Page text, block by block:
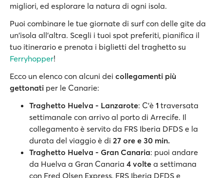
migliori, ed esplorare la natura di ogni isola.
Puoi combinare le tue giornate di surf con delle gite da
un'isola all'altra. Scegli i tuoi spot preferiti, pianifica il
tuo itinerario e prenota i biglietti del traghetto su
Ferryhopper!
Ecco un elenco con alcuni dei collegamenti più
gettonati per le Canarie:
Traghetto Huelva - Lanzarote: C'è 1 traversata
settimanale con arrivo al porto di Arrecife. Il
collegamento è servito da FRS Iberia DFDS e la
durata del viaggio è di 27 ore e 30 min.
Traghetto Huelva - Gran Canaria: puoi andare
da Huelva a Gran Canaria 4 volte a settimana
con Fred Olsen Express, FRS Iberia DFDS e